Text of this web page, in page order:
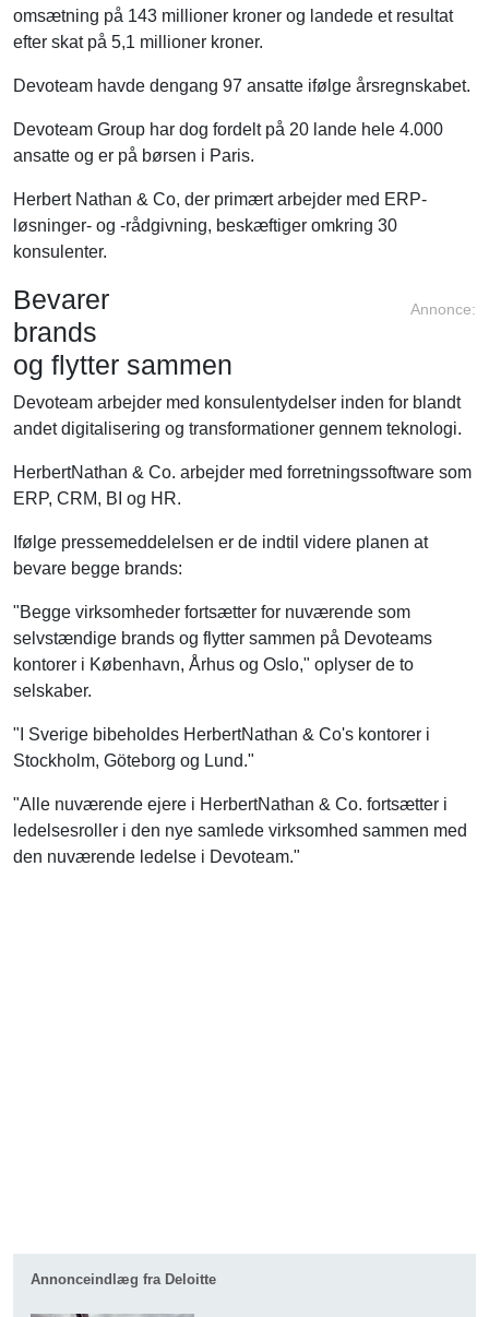
omsætning på 143 millioner kroner og landede et resultat
efter skat på 5,1 millioner kroner.
Devoteam havde dengang 97 ansatte ifølge årsregnskabet.
Devoteam Group har dog fordelt på 20 lande hele 4.000
ansatte og er på børsen i Paris.
Herbert Nathan & Co, der primært arbejder med ERP-
løsninger- og -rådgivning, beskæftiger omkring 30
konsulenter.
Annonce:
Bevarer
brands
og flytter sammen
Devoteam arbejder med konsulentydelser inden for blandt
andet digitalisering og transformationer gennem teknologi.
HerbertNathan & Co. arbejder med forretningssoftware som
ERP, CRM, BI og HR.
Ifølge pressemeddelelsen er de indtil videre planen at
bevare begge brands:
"Begge virksomheder fortsætter for nuværende som
selvstændige brands og flytter sammen på Devoteams
kontorer i København, Århus og Oslo," oplyser de to
selskaber.
"I Sverige bibeholdes HerbertNathan & Co's kontorer i
Stockholm, Göteborg og Lund."
"Alle nuværende ejere i HerbertNathan & Co. fortsætter i
ledelsesroller i den nye samlede virksomhed sammen med
den nuværende ledelse i Devoteam."
Annonceindlæg fra Deloitte